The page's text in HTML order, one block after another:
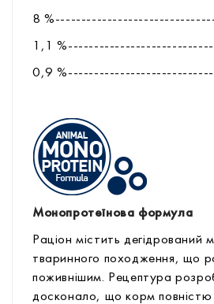
8
1,1
0,9
Монопротеїнова формула
Раціон містить дегідрований
тваринного походження, що
поживнішим. Рецептура
досконало, що корм повністю